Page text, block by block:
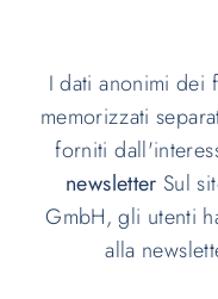
I dati anonimi
memorizzati
forniti
newsletter Sul
GmbH, gli utenti
alla